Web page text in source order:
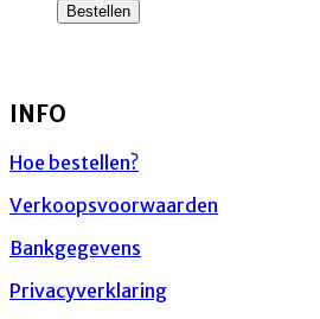
Bestellen
INFO
Hoe bestellen?
Verkoopsvoorwaarden
Bankgegevens
Privacyverklaring